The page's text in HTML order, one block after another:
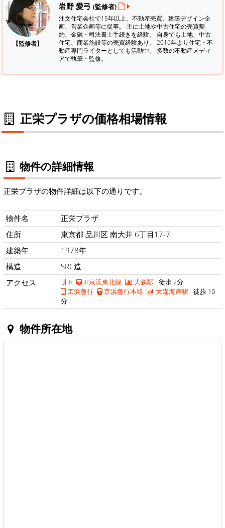
【監修者】
岩野 愛弓 (監修者)
注文住宅会社で15年以上、不動産売買、建築デザイン企
画、営業企画等に従事。 主に土地や中古住宅の売買契
約、金融・司法書士手続きを経験。 自身でも土地、中古
住宅、商業施設等の売買経験あり。 2016年より住宅・不
動産専門ライターとしても活動中。 多数の不動産メディ
アで執筆・監修。
正栄プラザの価格相場情報
物件の詳細情報
正栄プラザの物件詳細は以下の通りです。
物件名
正栄プラザ
住所
東京都 品川区 南大井 6丁目17-7
建築年
1978年
構造
SRC造
アクセス
JR JR京浜東北線 大森駅 徒歩 2分
京浜急行
京浜急行本線 大森海岸駅 徒歩 10
分
物件所在地